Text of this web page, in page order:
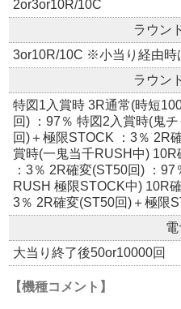
2or3or10R/10C
ラウン
3or10R/10C ※小当り経由時
ラウン
特図1入賞時 3R通常(時短
回) ：97％ 特図2入賞時(鬼
回)＋極限STOCK ：3％ 2R
賞時(一鬼当千RUSH中)
：3％ 2R確変(ST50回) ：
RUSH 極限STOCK中) 10R
3％ 2R確変(ST50回)＋極限
大当り終了後50or10000回
【機種コメント】